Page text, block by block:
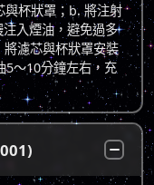
與杯狀罩；b. 將注射
入煙油，避免過多
濾芯與杯狀罩安裝
5～10分鐘左右，充